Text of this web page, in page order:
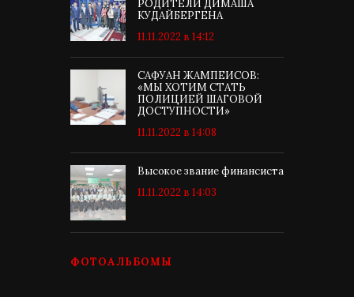
РОДИТЕЛИ ДИМАША
КУДАЙБЕРГЕНА
11.11.2022 в 14:12
САФУАН ЖАМПЕИСОВ:
«МЫ ХОТИМ СТАТЬ
ПОЛИЦИЕЙ ШАГОВОЙ
ДОСТУПНОСТИ»
11.11.2022 в 14:08
Высокое звание финансиста
11.11.2022 в 14:03
ФОТОАЛЬБОМЫ